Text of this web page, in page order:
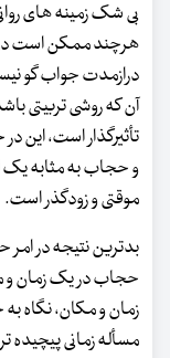
بی شک زمینه های
هرچند ممکن است در
درازمدت جواب گو
آن که روشی تربیتی
تأثیرگذار است، این
و حجاب به مثابه یک
موقتی و زودگذر است.
بدترین نتیجه در امر
حجاب در یک زمان و
زمان و مکان، نگاه
مسأله زمانی پیچیده